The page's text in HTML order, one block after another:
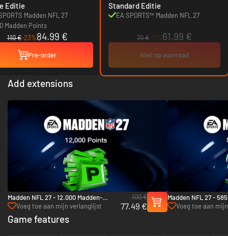
Editie
Madden NFL 27
Madden Points
110 €-23%84.99 €
Pre-order
Standard Editie
EA SPORTS™ Madden NFL 27
70 €-11%61.99 €
Niet op voorraad
Add extensions
Madden NFL 27 - 12.000 Madden-
Points - Xbox Series X|S
Voeg toe aan mijn verlanglijst
100 €
77.49 €
Madden NFL 27 -
- Xbox Series X|S
Voeg toe aan
Game features